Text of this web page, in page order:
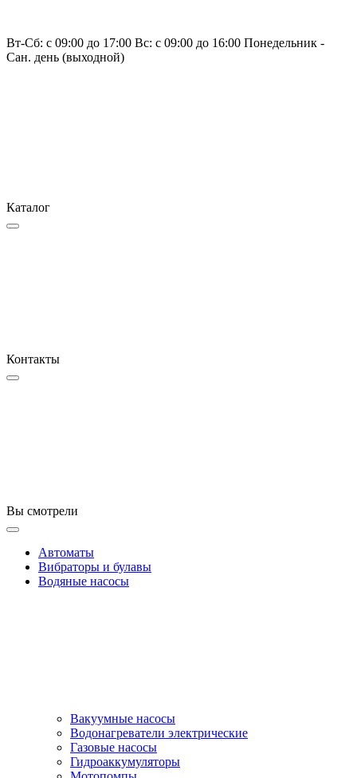
Вт-Сб: с 09:00 до 17:00 Вс: с 09:00 до 16:00 Понедельник -
Сан. день (выходной)
Каталог
Контакты
Вы смотрели
Автоматы
Вибраторы и булавы
Водяные насосы
Вакуумные насосы
Водонагреватели электрические
Газовые насосы
Гидроаккумуляторы